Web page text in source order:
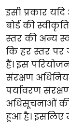
इसी प्रकार
बोर्ड की
स्तर की अन्य
कि हर स्तर पर
हैं। इस
संरक्षण
पर्यावरण
अधिसूचनाओं की
हुआ है। इसलिए